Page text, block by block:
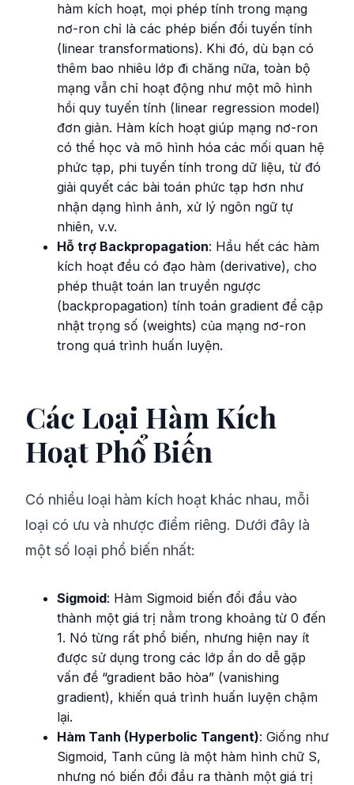
hàm kích hoạt, mọi phép tính trong mạng
nơ-ron chỉ là các phép biến đổi tuyến tính
(linear transformations). Khi đó, dù bạn có
thêm bao nhiêu lớp đi chăng nữa, toàn bộ
mạng vẫn chỉ hoạt động như một mô hình
hồi quy tuyến tính (linear regression model)
đơn giản. Hàm kích hoạt giúp mạng nơ-ron
có thể học và mô hình hóa các mối quan hệ
phức tạp, phi tuyến tính trong dữ liệu, từ đó
giải quyết các bài toán phức tạp hơn như
nhận dạng hình ảnh, xử lý ngôn ngữ tự
nhiên, v.v.
Hỗ trợ Backpropagation: Hầu hết các hàm
kích hoạt đều có đạo hàm (derivative), cho
phép thuật toán lan truyền ngược
(backpropagation) tính toán gradient để cập
nhật trọng số (weights) của mạng nơ-ron
trong quá trình huấn luyện.
Các Loại Hàm Kích
Hoạt Phổ Biến
Có nhiều loại hàm kích hoạt khác nhau, mỗi
loại có ưu và nhược điểm riêng. Dưới đây là
một số loại phổ biến nhất:
Sigmoid: Hàm Sigmoid biến đổi đầu vào
thành một giá trị nằm trong khoảng từ 0 đến
1. Nó từng rất phổ biến, nhưng hiện nay ít
được sử dụng trong các lớp ẩn do dễ gặp
vấn đề “gradient bão hòa” (vanishing
gradient), khiến quá trình huấn luyện chậm
lại.
Hàm Tanh (Hyperbolic Tangent): Giống như
Sigmoid, Tanh cũng là một hàm hình chữ S,
nhưng nó biến đổi đầu ra thành một giá trị